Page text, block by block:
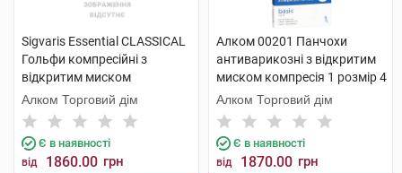
Sigvaris Essential CLASSICAL
Гольфи компресійні з
відкритим миском
компресія 2 PLUS large 1
пара
Алком Торговий дім
Є в наявності
від 1860.00 грн
Алком 00201 Панчохи
антиварикозні з відкритим
миском компресія 1 розмір 4
бежевий 1 пара
Алком Торговий дім
Є в наявності
від 1870.00 грн